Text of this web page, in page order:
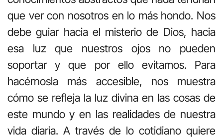
que ver con nosotros en lo más hondo. Nos
debe guiar hacia el misterio de Dios, hacia
esa luz que nuestros ojos no pueden
soportar y que por ello evitamos. Para
hacérnosla más accesible, nos muestra
cómo se refleja la luz divina en las cosas de
este mundo y en las realidades de nuestra
vida diaria. A través de lo cotidiano quiere